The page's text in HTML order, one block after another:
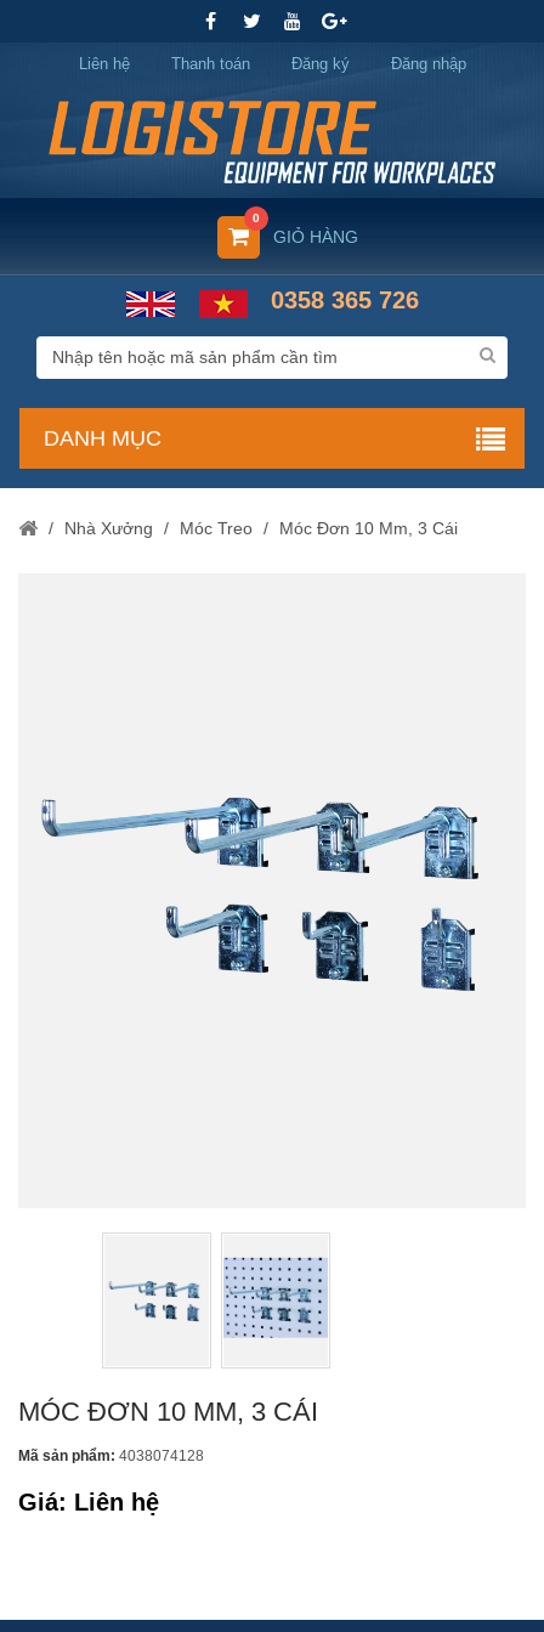
Liên hệ Thanh toán Đăng ký Đăng nhập
GIỎ HÀNG
0
0358 365 726
DANH MỤC
/ Nhà Xưởng / Móc Treo / Móc Đơn 10 Mm, 3 Cái
MÓC ĐƠN 10 MM, 3 CÁI
Mã sản phẩm: 4038074128
Giá: Liên hệ